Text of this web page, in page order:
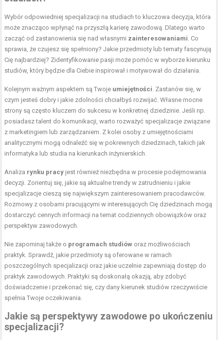
Wybór odpowiedniej specjalizacji na studiach to kluczowa decyzja, która
może znacząco wpłynąć na przyszłą karierę zawodową. Dlatego warto
zacząć od zastanowienia się nad własnymi zainteresowaniami. Co
sprawia, że czujesz się spełniony? Jakie przedmioty lub tematy fascynują
Cię najbardziej? Zidentyfikowanie pasji może pomóc w wyborze kierunku
studiów, który będzie dla Ciebie inspirował i motywował do działania.
Kolejnym ważnym aspektem są Twoje umiejętności. Zastanów się, w
czym jesteś dobry i jakie zdolności chciałbyś rozwijać. Własne mocne
strony są często kluczem do sukcesu w konkretnej dziedzinie. Jeśli np.
posiadasz talent do komunikacji, warto rozważyć specjalizacje związane
z marketingiem lub zarządzaniem. Z kolei osoby z umiejętnościami
analitycznymi mogą odnaleźć się w pokrewnych dziedzinach, takich jak
informatyka lub studia na kierunkach inżynierskich.
Analiza rynku pracy jest również niezbędna w procesie podejmowania
decyzji. Zorientuj się, jakie są aktualne trendy w zatrudnieniu i jakie
specjalizacje cieszą się największym zainteresowaniem pracodawców.
Rozmowy z osobami pracującymi w interesujących Cię dziedzinach mogą
dostarczyć cennych informacji na temat codziennych obowiązków oraz
perspektyw zawodowych.
Nie zapominaj także o programach studiów oraz możliwościach
praktyk. Sprawdź, jakie przedmioty są oferowane w ramach
poszczególnych specjalizacji oraz jakie uczelnie zapewniają dostęp do
praktyk zawodowych. Praktyki są doskonałą okazją, aby zdobyć
doświadczenie i przekonać się, czy dany kierunek studiów rzeczywiście
spełnia Twoje oczekiwania.
Jakie są perspektywy zawodowe po ukończeniu
specjalizacji?